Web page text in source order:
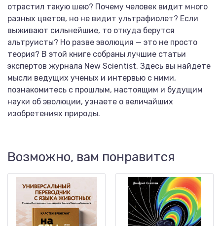
отрастил такую шею? Почему человек видит много
разных цветов, но не видит ультрафиолет? Если
выживают сильнейшие, то откуда берутся
альтруисты? Но разве эволюция — это не просто
теория? В этой книге собраны лучшие статьи
экспертов журнала New Scientist. Здесь вы найдете
мысли ведущих ученых и интервью с ними,
познакомитесь с прошлым, настоящим и будущим
науки об эволюции, узнаете о величайших
изобретениях природы.
Возможно, вам понравится